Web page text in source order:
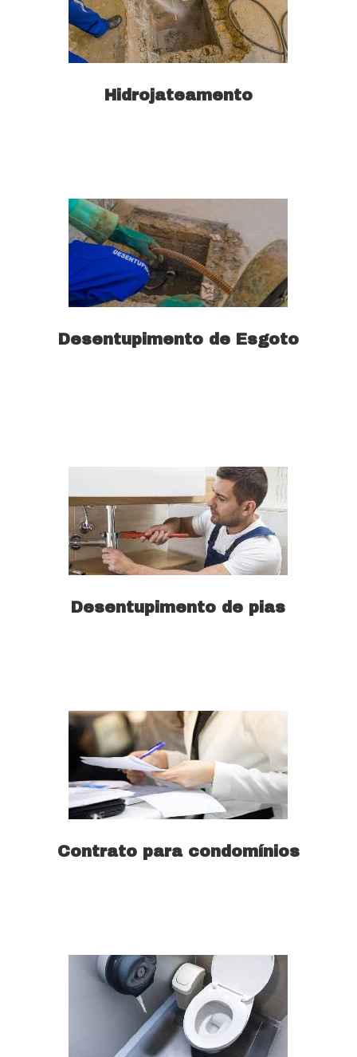
Hidrojateamento
Desentupimento de Esgoto
Desentupimento de pias
Contrato para condomínios